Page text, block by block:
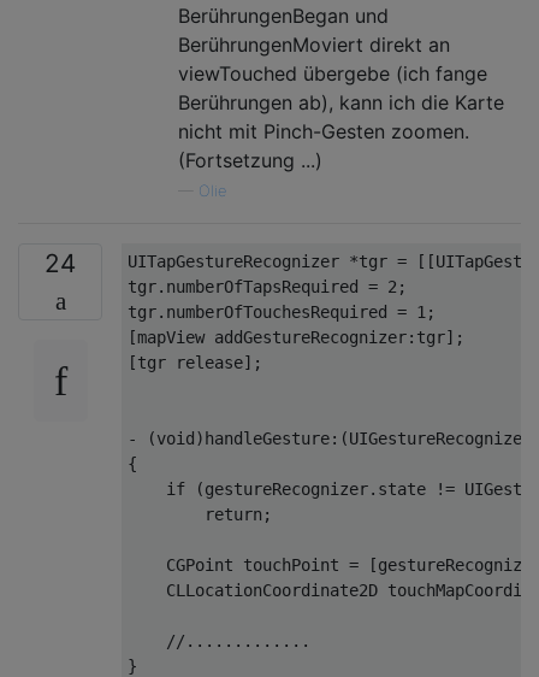
BerührungenBegan und
BerührungenMoviert direkt an
viewTouched übergebe (ich fange
Berührungen ab), kann ich die Karte
nicht mit Pinch-Gesten zoomen.
(Fortsetzung ...)
Olie
24 UITapGestureRecognizer *tgr = [[
tgr. numberOfTapsRequired = 2 ;
tgr. numberOfTouchesRequired = 1 ;
[mapView addGestureRecognizer: tgr];
[tgr release];
- (void)handleGesture:(UIGestureRecognizer
{
if
(gestureRecognizer. state !=
return ;
CGPoint touchPoint = [
CLLocationCoordinate2D
//.............
}